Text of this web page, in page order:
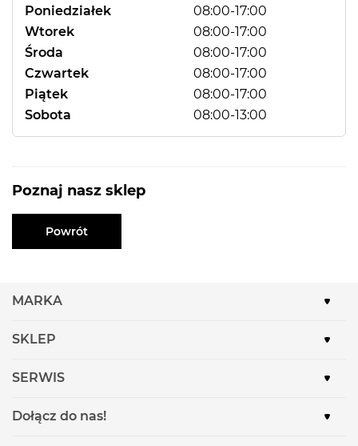
Poniedziałek
08:00-17:00
Wtorek
08:00-17:00
Środa
08:00-17:00
Czwartek
08:00-17:00
Piątek
08:00-17:00
Sobota
08:00-13:00
Poznaj nasz sklep
Powrót
MARKA
SKLEP
SERWIS
Dołącz do nas!